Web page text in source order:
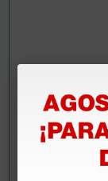
¿Todavía
información?
Envía ahora
han